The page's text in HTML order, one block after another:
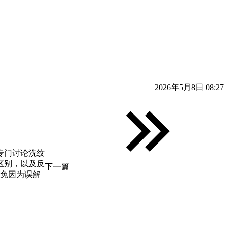
2026年5月8日 08:27
下一篇
门讨论洗纹
别，以及反
因为误解